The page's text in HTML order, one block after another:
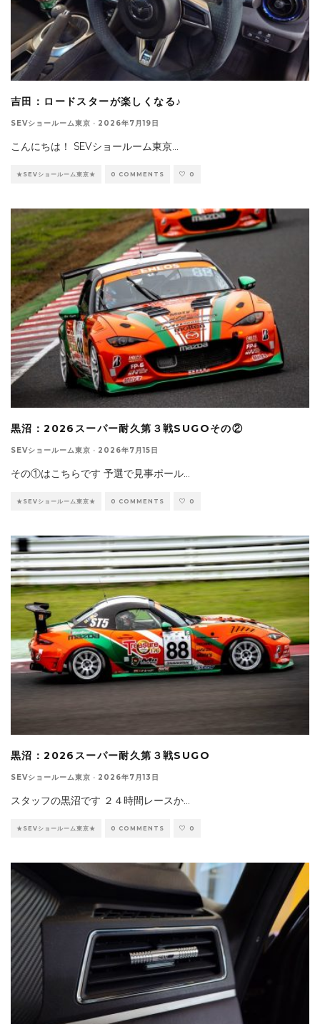
吉田：ロードスターが楽しくなる♪
SEVショールーム東京 · 2026年7月19日
こんにちは！ SEVショールーム東京...
★SEVショールーム東京★ 0 COMMENTS 0
黒沼：2026スーパー耐久第３戦SUGOその②
SEVショールーム東京 · 2026年7月15日
その①はこちらです 予選で見事ポール
★SEVショールーム東京★ 0 COMMENTS 0
黒沼：2026スーパー耐久第３戦SUGO
SEVショールーム東京 · 2026年7月13日
スタッフの黒沼です ２４時間レースか
★SEVショールーム東京★ 0 COMMENTS 0